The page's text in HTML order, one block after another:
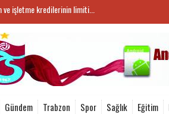
ve işletme kredilerinin limiti...
Gündem Trabzon Spor Sağlık Eğitim